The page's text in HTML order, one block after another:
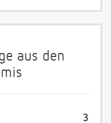
aus den
3